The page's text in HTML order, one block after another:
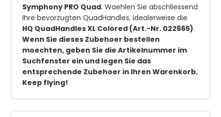
Symphony PRO Quad. Waehlen Sie abschliessend
Ihre bevorzugten QuadHandles, idealerweise die
HQ QuadHandles XL Colored (Art.-Nr. 022665).
Wenn Sie dieses Zubehoer bestellen
moechten, geben Sie die Artikelnummer im
Suchfenster ein und legen Sie das
entsprechende Zubehoer in Ihren Warenkorb.
Keep flying!